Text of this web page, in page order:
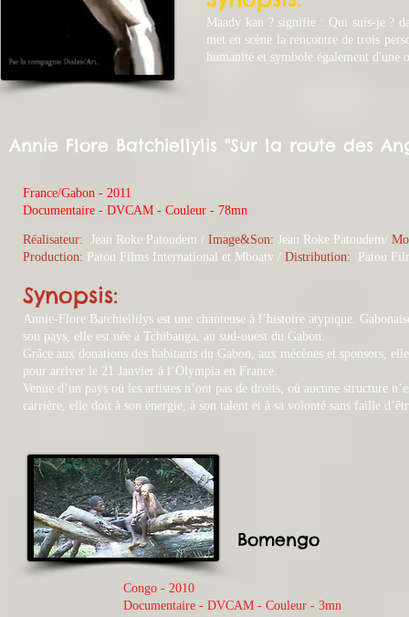
Maady kan ? signifie : Qui suis-je ?
met en scène la rencontre de trois
humanité et symbole également d'une
Synopsis:
Annie-Flore Batchiellilys est une chanteuse à l’histoire atypique.
son pays, elle est née à Tchibanga, au sud-ouest du Gabon.
Grâce aux donations des habitants du Gabon, aux mécènes et sponsors,
pour arriver le 21 Janvier à l’Olympia en France.
Venue d’un pays où les artistes n’ont pas de droits, où aucune structure
carrière, elle doit à son énergie, à son talent et à sa volonté sans faille
Réalisateur: Jean Roke Patoudem / Image&Son: Jean Roke Patoudem/
Production: Patou Films International et Mboatv / Distribution: Patou
France/Gabon - 2011
​Documentaire - DVCAM - Couleur - 78mn
Annie Flore Batchiellylis "Sur la route des
Bomengo
Congo - 2010
​Documentaire - DVCAM - Couleur - 3mn